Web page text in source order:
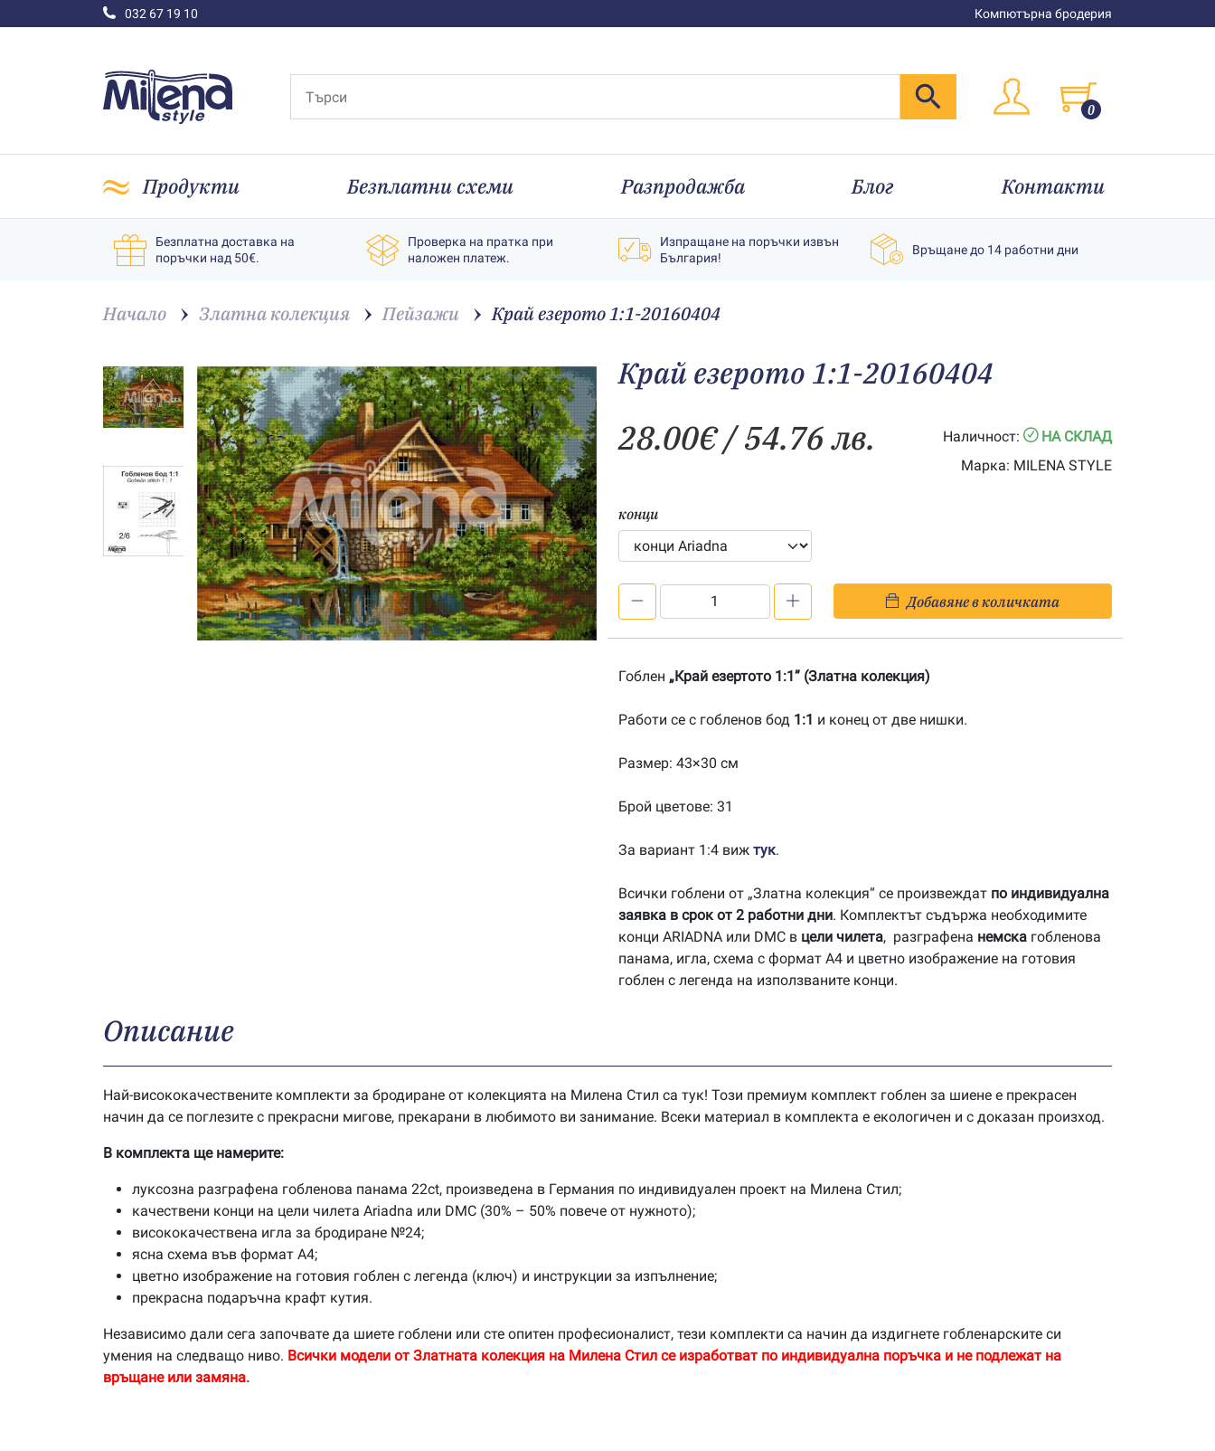
032 67 19 10 Компютърна бродерия
0
Продукти Безплатни схеми Разпродажба Блог Контакти
Безплатна доставка на
поръчки над 50€.
Проверка на пратка при
наложен платеж.
Изпращане на поръчки извън
България!
Връщане до 14 работни дни
Начало Златна колекция Пейзажи Край езерото 1:1-20160404
Край езерото 1:1-20160404
28.00€/ 54.76 лв. Наличност:
НА СКЛАД
Марка: MILENA STYLE
конци
езерото
20160404
Добавяне в количката
Гоблен „Край езертото 1:1” (Златна колекция)
Работи се с гобленов бод 1:1 и конец от две нишки.
Размер: 43×30 см
Брой цветове: 31
За вариант 1:4 виж тук.
Всички гоблени от „Златна колекция“ се произвеждат по индивидуална
заявка в срок от 2 работни дни. Комплектът съдържа необходимите
конци ARIADNA или DMC в цели чилета, разграфена немска гобленова
панама, игла, схема с формат А4 и цветно изображение на готовия
гоблен с легенда на използваните конци.
Описание
Най-висококачествените комплекти за бродиране от колекцията на Милена Стил са тук! Този премиум комплект гоблен за шиене е прекрасен
начин да се поглезите с прекрасни мигове, прекарани в любимото ви занимание. Всеки материал в комплекта е екологичен и с доказан произход.
В комплекта ще намерите:
луксозна разграфена гобленова панама 22ct, произведена в Германия по индивидуален проект на Милена Стил;
качествени конци на цели чилета Ariadna или DMC (30% – 50% повече от нужното);
висококачествена игла за бродиране №24;
ясна схема във формат А4;
цветно изображение на готовия гоблен с легенда (ключ) и инструкции за изпълнение;
прекрасна подаръчна крафт кутия.
Независимо дали сега започвате да шиете гоблени или сте опитен професионалист, тези комплекти са начин да издигнете гобленарските си
умения на следващо ниво. Всички модели от Златната колекция на Милена Стил се изработват по индивидуална поръчка и не подлежат на
връщане или замяна.